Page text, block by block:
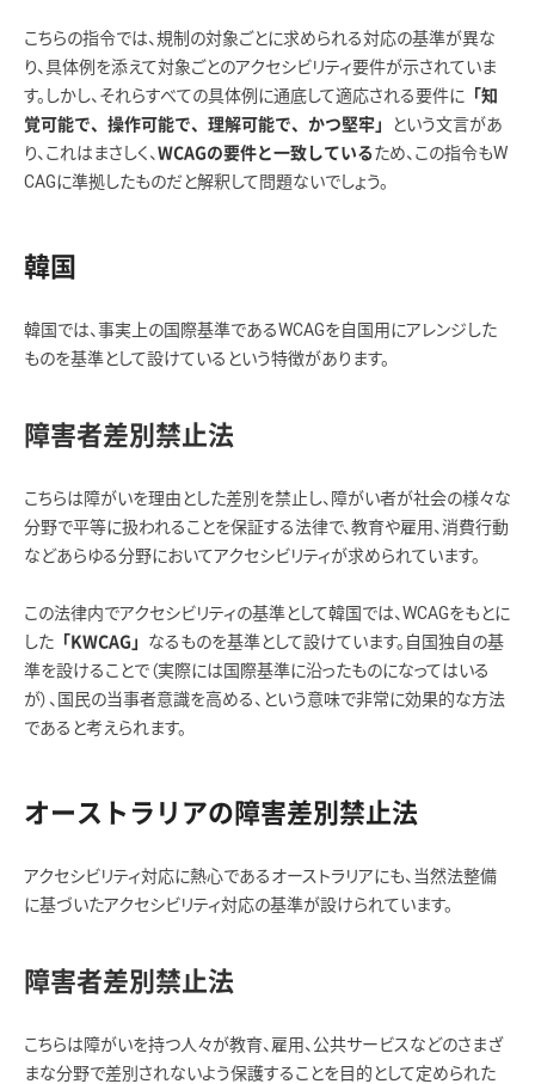
こちらの指令では、規制の対象ごとに求められる対応の基準が異な
り、具体例を添えて対象ごとのアクセシビリティ要件が示されていま
す。しかし、それらすべての具体例に通底して適応される要件に 「知
覚可能で、操作可能で、理解可能で、かつ堅牢」
という文言があ
り、これはまさしく、 WCAGの要件と一致しているため、この指令もW
CAGに準拠したものだと解釈して問題ないでしょう。
韓国
韓国では、事実上の国際基準であるWCAGを自国用にアレンジした
ものを基準として設けているという特徴があります。
障害者差別禁止法
こちらは障がいを理由とした差別を禁止し、障がい者が社会の様々な
分野で平等に扱われることを保証する法律で、教育や雇用、消費行動
などあらゆる分野においてアクセシビリティが求められています。
この法律内でアクセシビリティの基準として韓国では、WCAGをもとに
した 「KWCAG」 なるものを基準として設けています。自国独自の基
準を設けることで（実際には国際基準に沿ったものになってはいる
が）、国民の当事者意識を高める、という意味で非常に効果的な方法
であると考えられます。
オーストラリアの障害差別禁止法
アクセシビリティ対応に熱心であるオーストラリアにも、当然法整備
に基づいたアクセシビリティ対応の基準が設けられています。
障害者差別禁止法
こちらは障がいを持つ人々が教育、雇用、公共サービスなどのさまざ
まな分野で差別されないよう保護することを目的として定められた